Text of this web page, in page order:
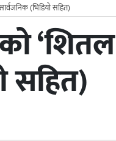
(भिडियो सहित)
‘शितल
सहित)